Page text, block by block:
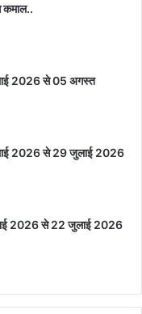
कमाल..
2026 से 05 अगस्त
2026 से 29 जुलाई 2026
2026 से 22 जुलाई 2026